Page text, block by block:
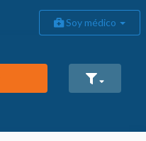
Soy médico